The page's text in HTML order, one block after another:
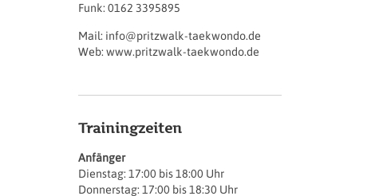
Funk: 0162 3395895
Mail: info@pritzwalk-taekwondo.de
Web: www.pritzwalk-taekwondo.de
Trainingzeiten
Anfänger
Dienstag: 17:00 bis 18:00 Uhr
Donnerstag: 17:00 bis 18:30 Uhr